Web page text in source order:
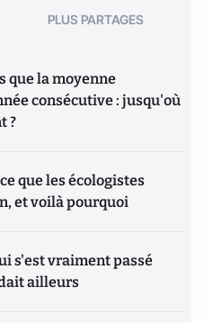
PLUS PARTAGES
que la moyenne
consécutive : jusqu'où
?
que les écologistes
et voilà pourquoi
s'est vraiment passé
ailleurs